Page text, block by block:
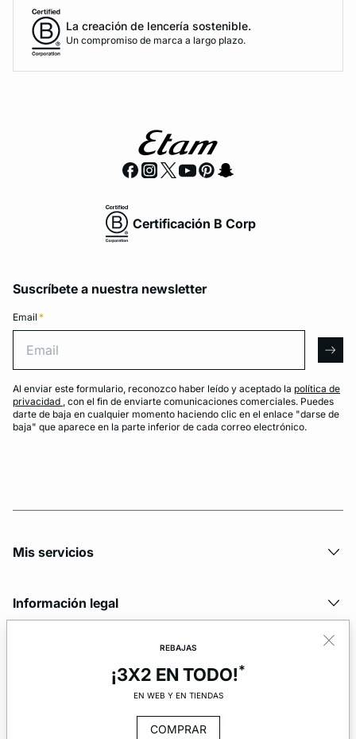
REBAJAS
¡3X2 EN TODO!*
EN WEB Y EN TIENDAS
COMPRAR
La creación de lencería sostenible.
Un compromiso de marca a largo plazo.
Certificación B Corp
Suscríbete a nuestra newsletter
Email *
Al enviar este formulario, reconozco haber leído y aceptado la política de
privacidad , con el fin de enviarte comunicaciones comerciales. Puedes
darte de baja en cualquier momento haciendo clic en el enlace "darse de
baja" que aparece en la parte inferior de cada correo electrónico.
Mis servicios
Información legal
© Copyright 2026 Etam. All Rights reserved.